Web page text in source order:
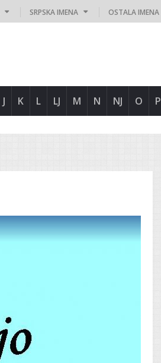
SRPSKA IMENA OSTALA IMENA
J K L LJ M N NJ O P